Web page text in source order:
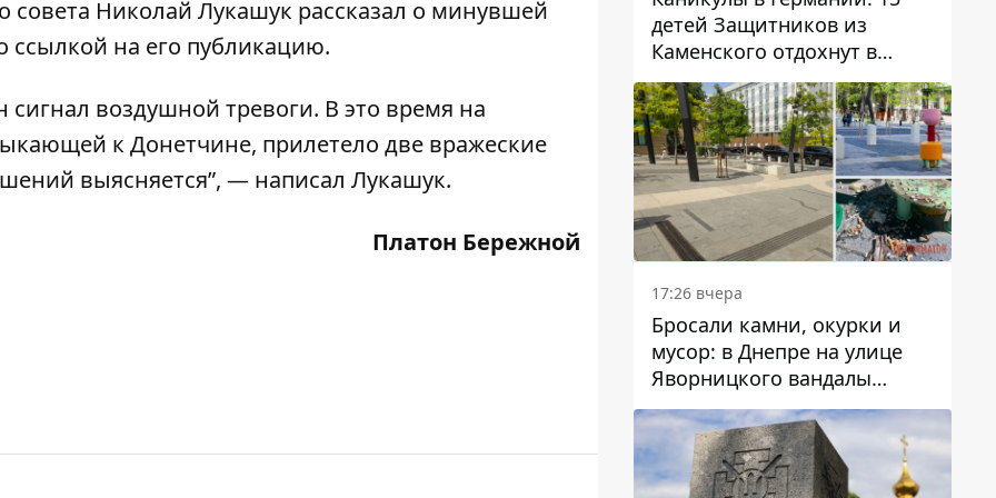
совета Николай Лукашук рассказал о минувшей
ссылкой на его публикацию.
воздушной тревоги. В это время на
к Донетчине, прилетело две вражеские
выясняется”, — написал Лукашук.
Платон Бережной
детей Защитников из
Каменского отдохнут в
Вуппертале
17:26 вчера
Бросали камни, окурки и
мусор: в Днепре на улице
Яворницкого вандалы
повредили питьевые
фонтаны